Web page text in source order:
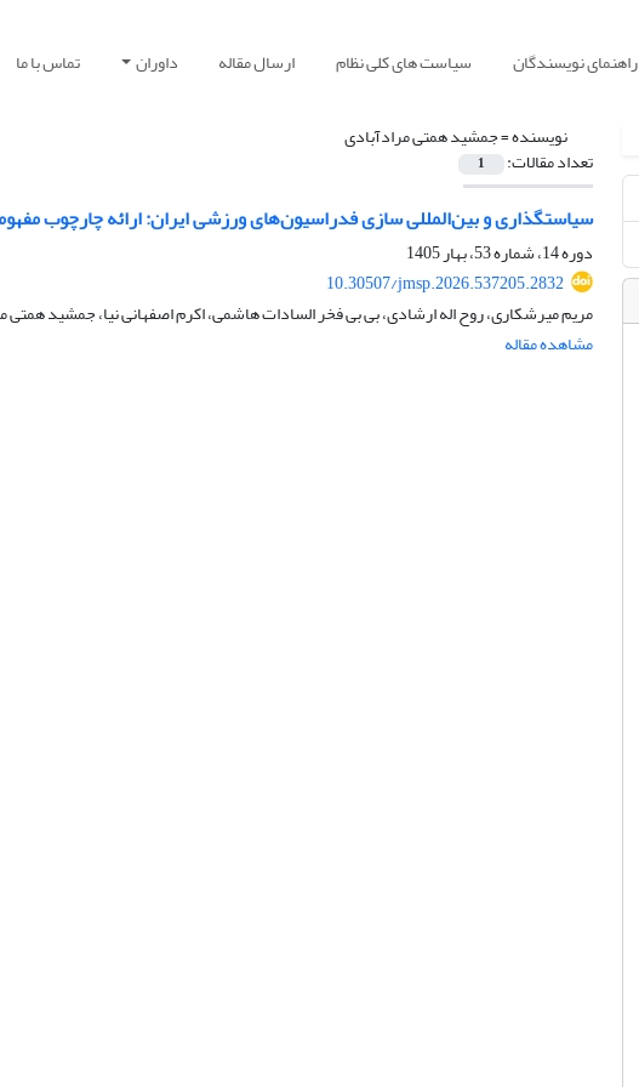
راهنمای نویسندگان سیاست های کلی نظام ارسال مقاله داوران تماس با ما
نویسنده =جمشید همتی مرادآبادی
تعداد مقالات: 1
سیاستگذاری و بین‌المللی سازی فدراسیون‌های ورزشی ایران: ارائه چارچوب
دوره 14، شماره 53، بهار 1405
10.30507/jmsp.2026.537205.2832
مریم میرشکاری، روح اله ارشادی، بی بی فخر السادات هاشمی، اکرم اصفهانی نیا، جمشید همتی
مشاهده مقاله